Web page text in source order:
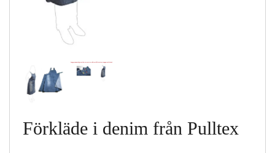
Förkläde i denim från Pulltex